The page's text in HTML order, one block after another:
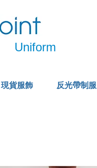
現貨服飾 反光帶制服
Uniform